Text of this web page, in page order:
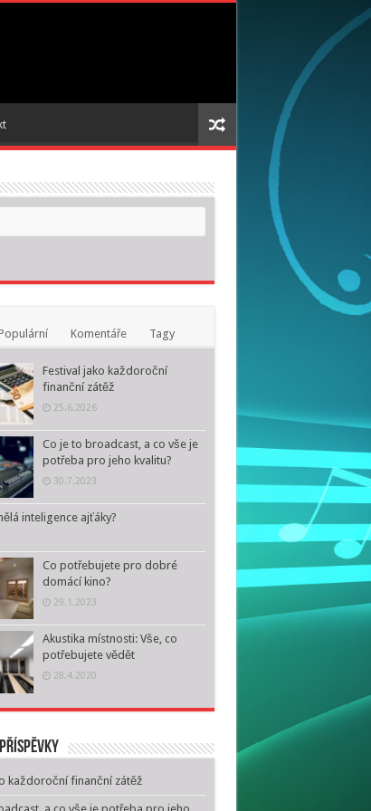
Komentáře Tagy
Festival jako každoroční
finanční zátěž
25.6.2026
Co je to broadcast, a co vše je
potřeba pro jeho kvalitu?
30.7.2023
inteligence ajťáky?
Co potřebujete pro dobré
domácí kino?
29.1.2023
Akustika místnosti: Vše, co
potřebujete vědět
28.4.2020
každoroční finanční zátěž